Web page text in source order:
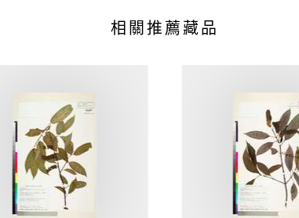
相關推薦藏品